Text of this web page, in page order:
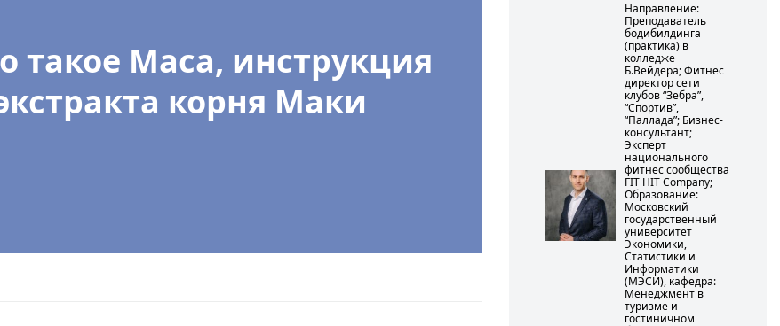
такое Maca, инструкция
корня Маки
Направление:
Преподаватель
бодибилдинга
(практика) в
колледже
Б.Вейдера; Фитнес
директор сети
клубов “Зебра”,
“Спортив”,
“Паллада”; Бизнес-
консультант;
Эксперт
национального
фитнес сообщества
FIT HIT Company;
Образование:
Московский
государственный
университет
Экономики,
Статистики и
Информатики
(МЭСИ), кафедра:
Менеджмент в
туризме и
гостиничном